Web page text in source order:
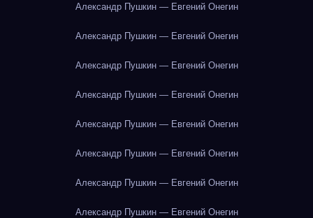
Александр Пушкин — Евгений Онегин
Александр Пушкин — Евгений Онегин
Александр Пушкин — Евгений Онегин
Александр Пушкин — Евгений Онегин
Александр Пушкин — Евгений Онегин
Александр Пушкин — Евгений Онегин
Александр Пушкин — Евгений Онегин
Александр Пушкин — Евгений Онегин